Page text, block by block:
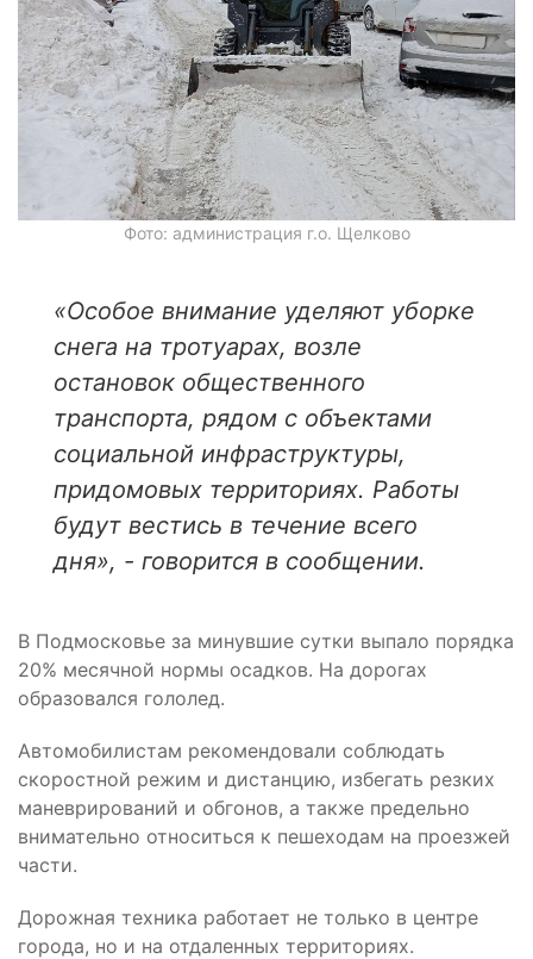
Фото: администрация г.о. Щелково
«Особое внимание уделяют уборке
снега на тротуарах, возле
остановок общественного
транспорта, рядом с объектами
социальной инфраструктуры,
придомовых территориях. Работы
будут вестись в течение всего
дня», - говорится в сообщении.
В Подмосковье за минувшие сутки выпало порядка
20% месячной нормы осадков. На дорогах
образовался гололед.
Автомобилистам рекомендовали соблюдать
скоростной режим и дистанцию, избегать резких
маневрирований и обгонов, а также предельно
внимательно относиться к пешеходам на проезжей
части.
Дорожная техника работает не только в центре
города, но и на отдаленных территориях.